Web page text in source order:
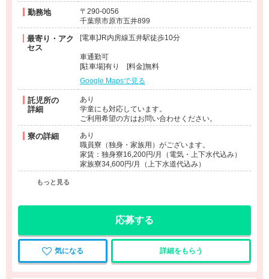
勤務地
〒290-0056
千葉県市原市五井899
最寄り・アク
セス
[電車]JR内房線五井駅徒歩10分
車通勤可
[駐車場]有り [料金]無料
Google Mapsで見る
託児所の
詳細
あり
学童にも対応しています。
ご利用希望の方はお問い合わせください。
寮の詳細
あり
職員寮（独身・家族用）がございます。
家賃：独身寮16,200円/月（電気・上下水代込み）
家族寮34,600円/月（上下水道代込み）
もっと見る
応募する
気になる 詳細をもらう